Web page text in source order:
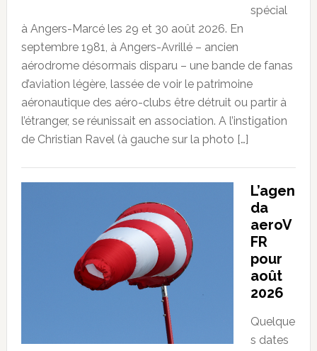
spécial
à Angers-Marcé les 29 et 30 août 2026. En
septembre 1981, à Angers-Avrillé – ancien
aérodrome désormais disparu – une bande de fanas
d’aviation légère, lassée de voir le patrimoine
aéronautique des aéro-clubs être détruit ou partir à
l’étranger, se réunissait en association. A l’instigation
de Christian Ravel (à gauche sur la photo […]
L’agen
da
aeroV
FR
pour
août
2026
Quelque
s dates